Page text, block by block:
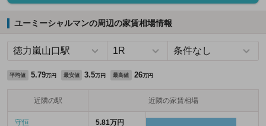
ユーミーシャルマンの周辺の家賃相場情報
平均値 5.79万円 最安値 3.5万円 最高値 26万円
近隣の駅 近隣の家賃相場
守恒 5.81万円